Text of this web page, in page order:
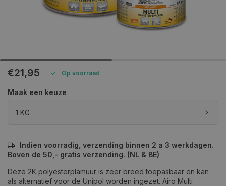
€21,95 Op voorraad
Maak een keuze
1 KG
Indien voorradig, verzending binnen 2 a 3 werkdagen.
Boven de 50,- gratis verzending. (NL & BE)
Deze 2K polyesterplamuur is zeer breed toepasbaar en kan
als alternatief voor de Unipol worden ingezet. Airo Multi